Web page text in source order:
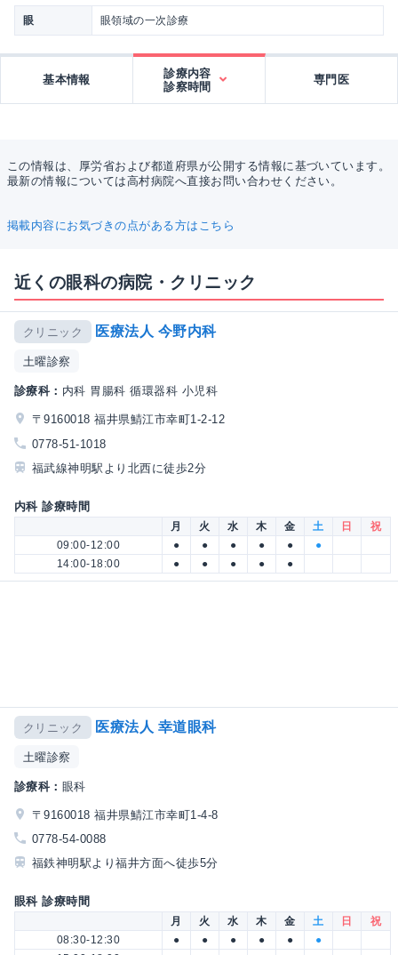
眼 眼領域の一次診療
基本情報
診療内容
診察時間
専門医
この情報は、厚労省および都道府県が公開する情報に基づいています。
最新の情報については高村病院へ直接お問い合わせください。
掲載内容にお気づきの点がある方はこちら
近くの眼科の病院・クリニック
クリニック 医療法人 今野内科
土曜診察
診療科： 内科 胃腸科 循環器科 小児科
〒9160018 福井県鯖江市幸町1-2-12
0778-51-1018
福武線神明駅より北西に徒歩2分
内科 診療時間
月 火 水 木 金 土 日
祝
09:00-12:00
● ● ● ● ●
●
14:00-18:00
● ● ● ● ●
クリニック 医療法人 幸道眼科
土曜診察
診療科： 眼科
〒9160018 福井県鯖江市幸町1-4-8
0778-54-0088
福鉄神明駅より福井方面へ徒歩5分
眼科 診療時間
月 火 水 木 金 土 日
祝
08:30-12:30
● ● ● ● ●
●